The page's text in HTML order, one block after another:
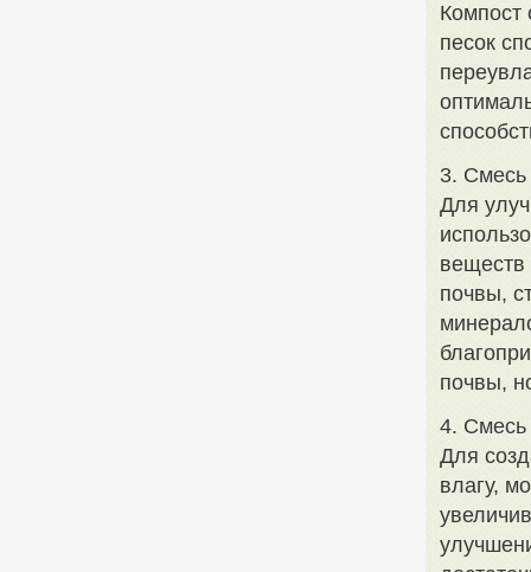
Компост
песок
3. Смесь
Для
веществ
почвы,
почвы,
4. Смесь
Для
влагу,